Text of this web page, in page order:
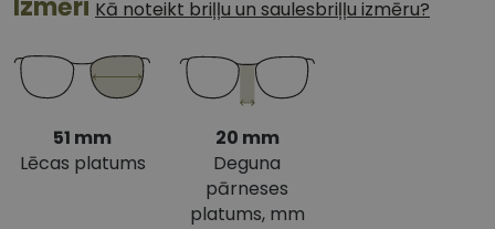
Izmēri Kā noteikt briļļu un saulesbriļļu izmēru?
51 mm
Lēcas platums
20 mm
Deguna
pārneses
platums, mm